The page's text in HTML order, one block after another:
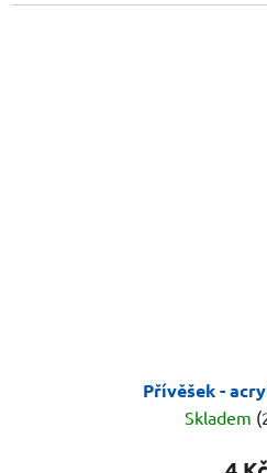
Přívěšek -
Skladem